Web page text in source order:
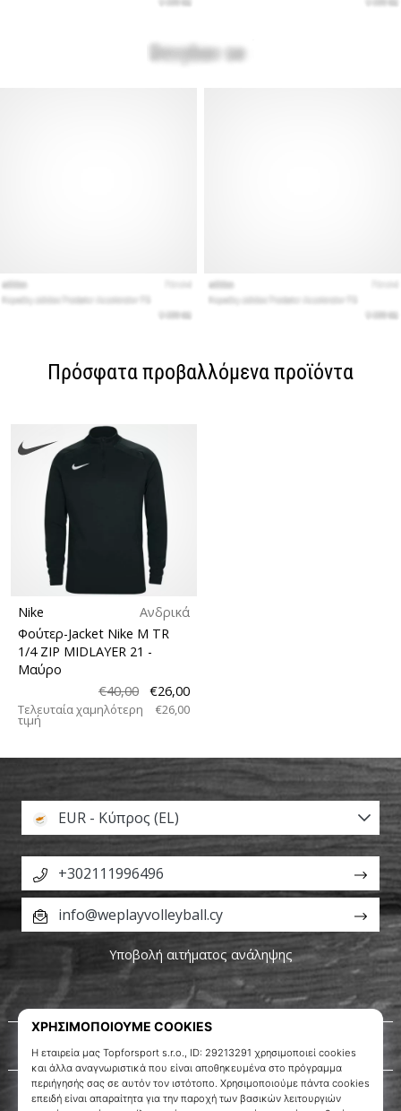
Πρόσφατα προβαλλόμενα προϊόντα
Nike
Ανδρικά
Φούτερ-Jacket Nike M TR
1/4 ZIP MIDLAYER 21 -
Μαύρο
€40,00
€26,00
Τελευταία χαμηλότερη
τιμή
€26,00
Σχετικά μ' εμάς
Εξυπηρέτηση πελατών
EUR - Κύπρος (EL)
+302111996496
info@weplayvolleyball.cy
Υποβολή αιτήματος ανάληψης